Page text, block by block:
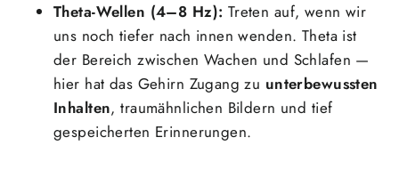
Theta-Wellen (4–8 Hz): Treten auf, wenn wir
uns noch tiefer nach innen wenden. Theta ist
der Bereich zwischen Wachen und Schlafen —
hier hat das Gehirn Zugang zu unterbewussten
Inhalten, traumähnlichen Bildern und tief
gespeicherten Erinnerungen.